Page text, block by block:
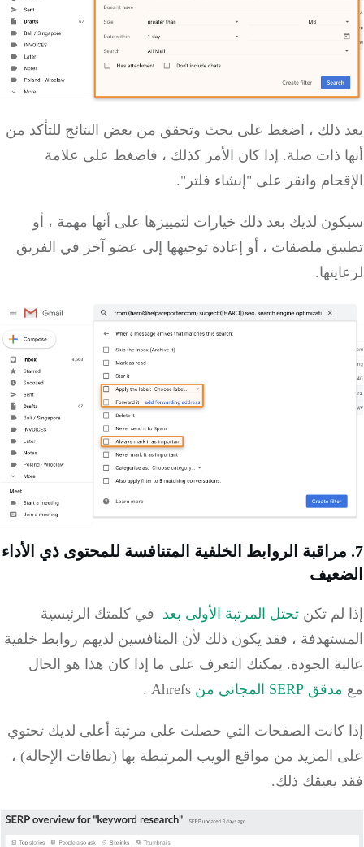
بعد ذلك ، اضغط على بحث وتحقق من بعض النتائج للتأكد من
أنها ذات صلة. إذا كان الأمر كذلك ، فاضغط على علامة
الإقحام وانقر على "إنشاء فلتر".
سيكون لديك بعد ذلك خيارات لتمييزها على أنها مهمة ، أو
تطبيق ملصقات ، أو إعادة توجيهها إلى عضو آخر في الفريق
لرعايتها.
7. مراقبة الروابط الخلفية المتنافسة للمحتوى ذي الأداء
الضعيف
إذا لم تكن تحتل المرتبة الأولى بعد في كلمتك الرئيسية
المستهدفة ، فقد يكون ذلك لأن المنافسين لديهم روابط خلفية
عالية الجودة. يمكنك التعرف على ما إذا كان هذا هو الحال
مع مدقق SERP المجاني من .
إذا كانت الصفحات التي حصلت على مرتبة أعلى لديك تحتوي
على المزيد من مواقع الويب المرتبطة بها (نطاقات الإحالة) ،
فقد يعيقك ذلك.